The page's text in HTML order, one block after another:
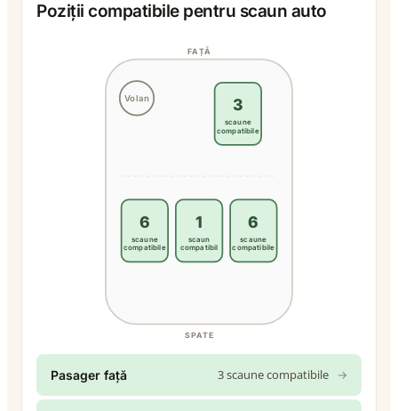
Poziții compatibile pentru scaun auto
Volan
FAȚĂ
SPATE
3
scaune
compatibile
6
scaune
compatibile
1
scaun
compatibil
6
scaune
compatibile
Pasager față 3 scaune compatibile →